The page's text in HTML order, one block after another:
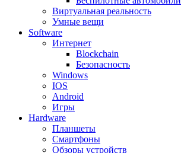
Виртуальная реальность
Умные вещи
Software
Интернет
Blockchain
Безопасность
Windows
IOS
Android
Игры
Hardware
Планшеты
Смартфоны
Обзоры устройств